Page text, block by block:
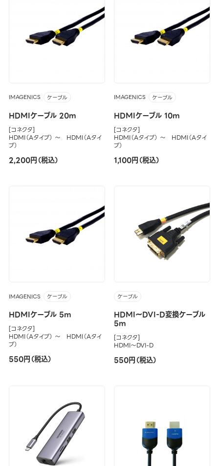
IMAGENICS ケーブル
HDMIケーブル 20m
[コネクタ]
HDMI（Aタイプ） ～ HDMI（Aタイ
プ）
2,200円（税込）
IMAGENICS ケーブル
HDMIケーブル 10m
[コネクタ]
HDMI（Aタイプ） ～ HDMI（Aタイ
プ）
1,100円（税込）
IMAGENICS ケーブル
HDMIケーブル 5m
[コネクタ]
HDMI（Aタイプ） ～ HDMI（Aタイ
プ）
550円（税込）
ケーブル
HDMI～DVI-D変換ケーブル
5m
[コネクタ]
HDMI～DVI-D
550円（税込）